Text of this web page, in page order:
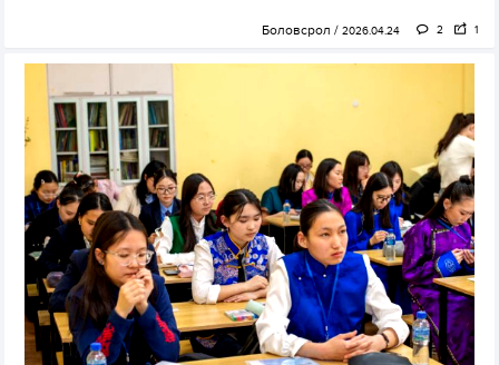
Боловсрол 2026.04.24 2 1